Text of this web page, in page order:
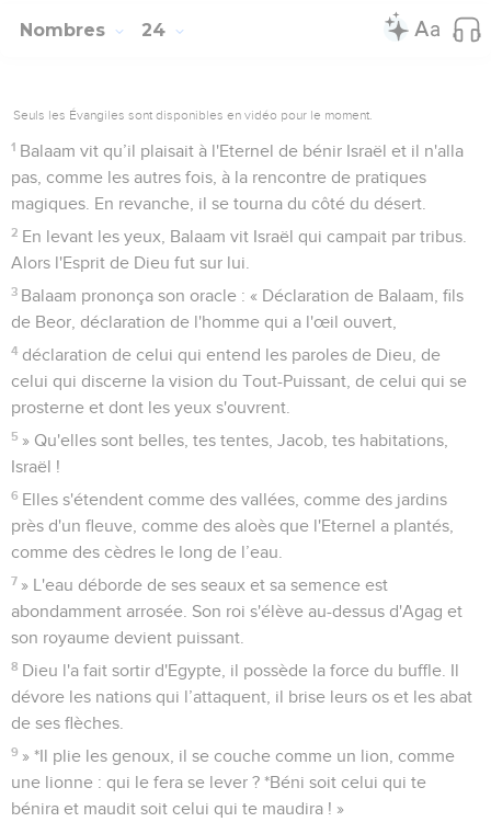
Nombres 24
Seuls les Évangiles sont disponibles en vidéo pour le moment.
1 Balaam vit qu’il plaisait à l'Eternel de bénir Israël et il n'alla
pas, comme les autres fois, à la rencontre de pratiques
magiques. En revanche, il se tourna du côté du désert.
2 En levant les yeux, Balaam vit Israël qui campait par tribus.
Alors l'Esprit de Dieu fut sur lui.
3 Balaam prononça son oracle : « Déclaration de Balaam, fils
de Beor, déclaration de l'homme qui a l'œil ouvert,
4 déclaration de celui qui entend les paroles de Dieu, de
celui qui discerne la vision du Tout-Puissant, de celui qui se
prosterne et dont les yeux s'ouvrent.
5 » Qu'elles sont belles, tes tentes, Jacob, tes habitations,
Israël !
6 Elles s'étendent comme des vallées, comme des jardins
près d'un fleuve, comme des aloès que l'Eternel a plantés,
comme des cèdres le long de l’eau.
7 » L'eau déborde de ses seaux et sa semence est
abondamment arrosée. Son roi s'élève au-dessus d'Agag et
son royaume devient puissant.
8 Dieu l'a fait sortir d'Egypte, il possède la force du buffle. Il
dévore les nations qui l’attaquent, il brise leurs os et les abat
de ses flèches.
9 » *Il plie les genoux, il se couche comme un lion, comme
une lionne : qui le fera se lever ? *Béni soit celui qui te
bénira et maudit soit celui qui te maudira ! »